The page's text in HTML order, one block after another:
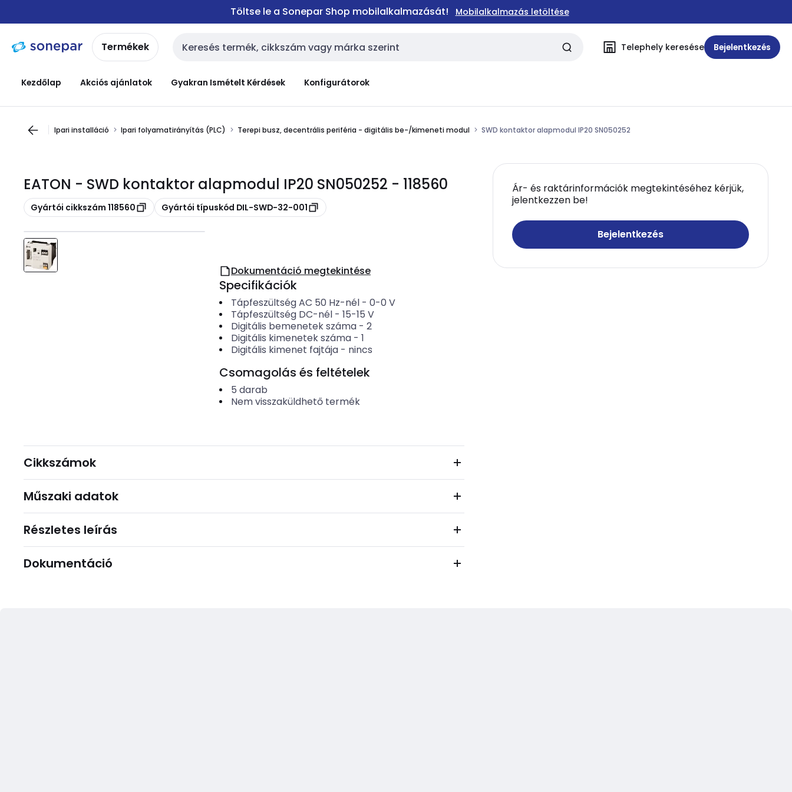
navigációhoztartalomra
Töltse le a Sonepar Shop mobilalkalmazását! Mobilalkalmazás letöltése
Termékek Keresési bemenet Telephely keresése Bejelentkezés
Kezdőlap Akciós ajánlatok Gyakran Ismételt Kérdések Konfigurátorok
Ipari installáció Ipari folyamatirányítás (PLC) Terepi busz, decentrális periféria - digitális be-/kimeneti modul SWD kontaktor alapmodul IP20 SN050252
EATON - SWD kontaktor alapmodul IP20 SN050252 - 118560
Másolás
Gyártói cikkszám 118560 Másolás
Gyártói típuskód DIL-SWD-32-001
Ár- és raktárinformációk megtekintéséhez kérjük,
jelentkezzen be!
Bejelentkezés
Dokumentáció megtekintése
Specifikációk
Tápfeszültség AC 50 Hz-nél- 0-0 V
Tápfeszültség DC-nél- 15-15 V
Digitális bemenetek száma- 2
Digitális kimenetek száma- 1
Digitális kimenet fajtája- nincs
Csomagolás és feltételek
5 darab
Nem visszaküldhető termék
Cikkszámok
Műszaki adatok
Részletes leírás
Dokumentáció